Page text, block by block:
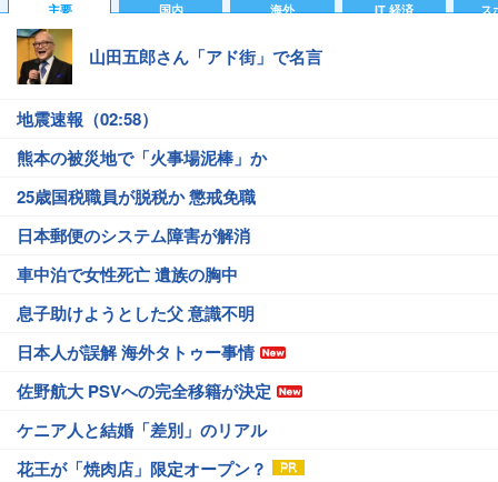
主要 国内 海外 IT 経済 ス
山田五郎さん「アド街」で名言
地震速報（02:58）
熊本の被災地で「火事場泥棒」か
25歳国税職員が脱税か 懲戒免職
日本郵便のシステム障害が解消
車中泊で女性死亡 遺族の胸中
息子助けようとした父 意識不明
日本人が誤解 海外タトゥー事情
佐野航大 PSVへの完全移籍が決定
ケニア人と結婚「差別」のリアル
花王が「焼肉店」限定オープン？